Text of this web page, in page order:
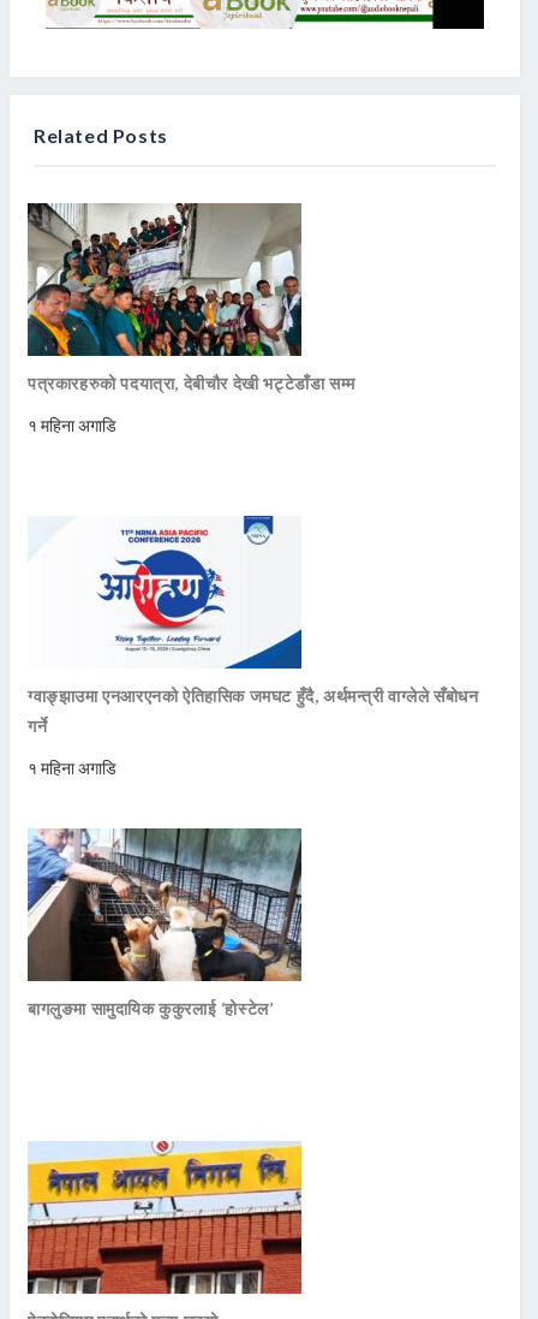
Related Posts
पत्रकारहरुको पदयात्रा, देबीचौर देखी भट्टेडाँडा सम्म
१ महिना अगाडि
ग्वाङ्झाउमा एनआरएनको ऐतिहासिक जमघट हुँदै, अर्थमन्त्री वाग्लेले सँबोधन
गर्ने
१ महिना अगाडि
बागलुङमा सामुदायिक कुकुरलाई ‘होस्टेल’